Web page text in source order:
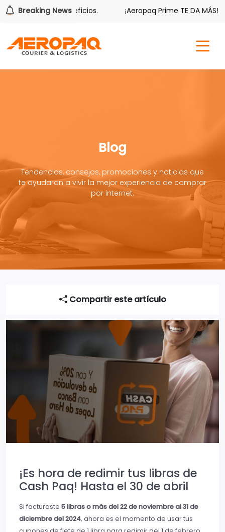
Breaking News
tiene sus beneficios. ¡Aeropaq Prime TE DA MÁS!
Blog
Tendencias, consejos, promociones y noticias que
te ayudaran a vivir la mejor experiencia de comprar
por internet.
Compartir este artículo
¡Es hora de redimir tus libras de
Cash Paq! Hasta el 30 de abril
Si facturaste 5 libras o más del 22 de noviembre al 31 de
diciembre del 2024, ahora es el momento de usar tus